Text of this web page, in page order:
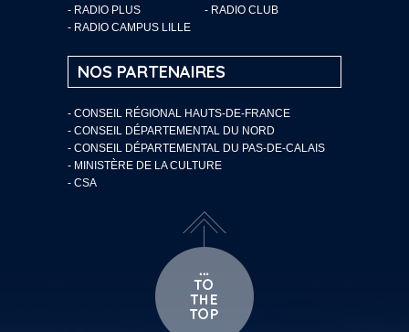
- RADIO PLUS
- RADIO CLUB
- RADIO CAMPUS LILLE
NOS PARTENAIRES
- CONSEIL RÉGIONAL HAUTS-DE-FRANCE
- CONSEIL DÉPARTEMENTAL DU NORD
- CONSEIL DÉPARTEMENTAL DU PAS-DE-CALAIS
- MINISTÈRE DE LA CULTURE
- CSA